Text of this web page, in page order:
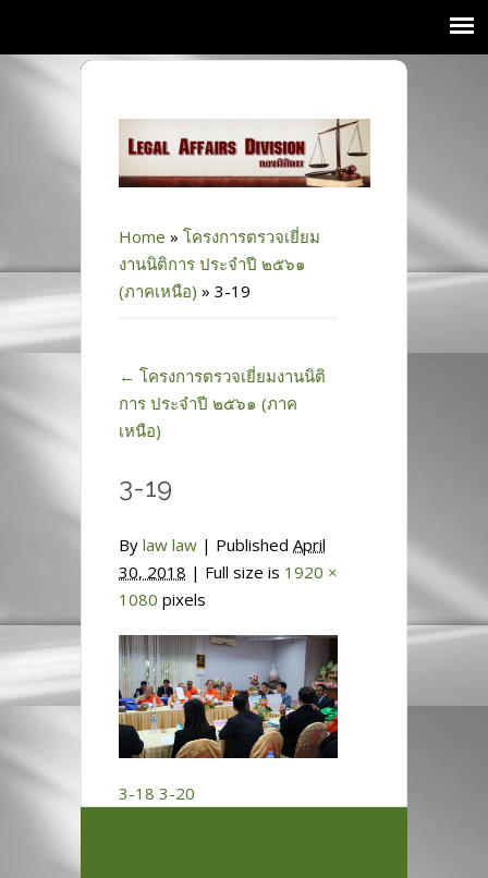
Home » โครงการตรวจเยี่ยม
งานนิติการ ประจำปี ๒๕๖๑
(ภาคเหนือ) » 3-19
← โครงการตรวจเยี่ยมงานนิติ
การ ประจำปี ๒๕๖๑ (ภาค
เหนือ)
3-19
By law law | Published April
30, 2018 | Full size is 1920 ×
1080 pixels
3-18 3-20